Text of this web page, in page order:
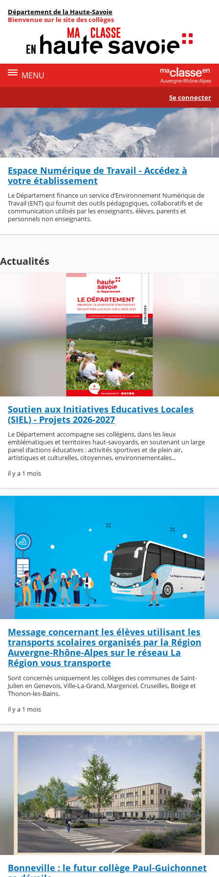
Contenu
Département de la Haute-Savoie
Bienvenue sur le site des collèges
MENU
Se connecter
Espace Numérique de Travail - Accédez à
votre établissement
Le Département finance un service d’Environnement Numérique de
Travail (ENT) qui fournit des outils pédagogiques, collaboratifs et de
communication utilisés par les enseignants, élèves, parents et
personnels non enseignants.
Actualités
Soutien aux Initiatives Educatives Locales
(SIEL) - Projets 2026-2027
Le Département accompagne ses collégiens, dans les lieux
emblématiques et territoires haut-savoyards, en soutenant un large
panel d’actions éducatives : activités sportives et de plein air,
artistiques et culturelles, citoyennes, environnementales...
il y a 1 mois
Message concernant les élèves utilisant les
transports scolaires organisés par la Région
Auvergne-Rhône-Alpes sur le réseau La
Région vous transporte
Sont concernés uniquement les collèges des communes de Saint-
Julien en Genevois, Ville-La-Grand, Margencel, Cruseilles, Boëge et
Thonon-les-Bains.
il y a 1 mois
Bonneville : le futur collège Paul-Guichonnet